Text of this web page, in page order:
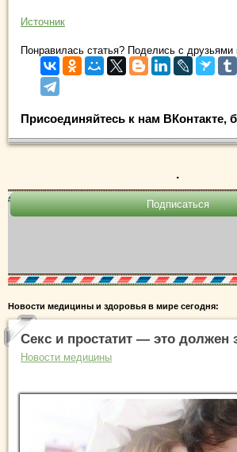
Источник
Понравилась статья? Поделись с друзьями
Присоединяйтесь к нам ВКонтакте,
.
Новости медицины и здоровья в мире сегодня:
Секс и простатит — это должен
Новости медицины